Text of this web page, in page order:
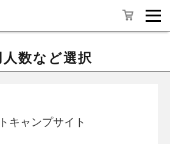
人数など選択
キャンプサイト